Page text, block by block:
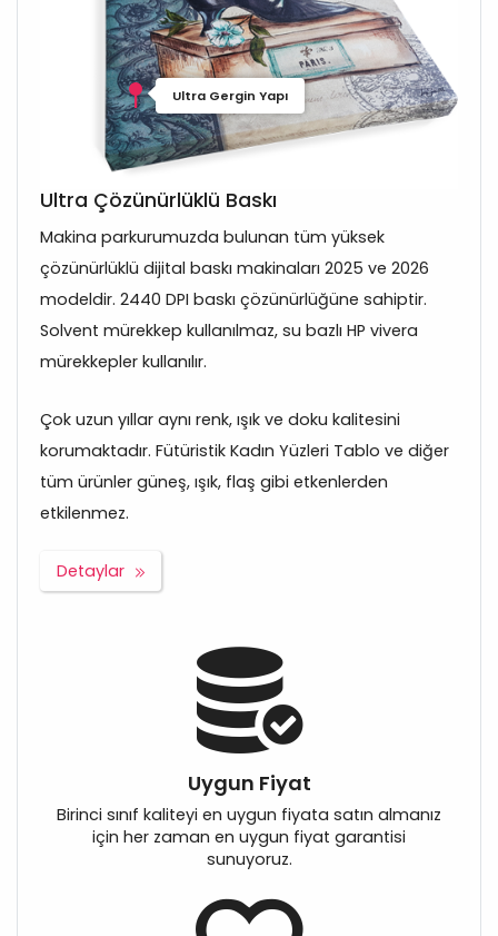
Ultra Gergin Yapı
Ultra Çözünürlüklü Baskı
Makina parkurumuzda bulunan tüm yüksek
çözünürlüklü dijital baskı makinaları 2025 ve 2026
modeldir. 2440 DPI baskı çözünürlüğüne sahiptir.
Solvent mürekkep kullanılmaz, su bazlı HP vivera
mürekkepler kullanılır.
Çok uzun yıllar aynı renk, ışık ve doku kalitesini
korumaktadır. Fütüristik Kadın Yüzleri Tablo ve diğer
tüm ürünler güneş, ışık, flaş gibi etkenlerden
etkilenmez.
Detaylar
Uygun Fiyat
Birinci sınıf kaliteyi en uygun fiyata satın almanız
için her zaman en uygun fiyat garantisi
sunuyoruz.